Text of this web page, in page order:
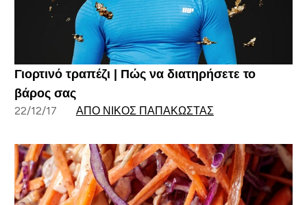
Γιορτινό τραπέζι | Πώς να διατηρήσετε το
βάρος σας
22/12/17 ΑΠΌ ΝΊΚΟΣ ΠΑΠΑΚΏΣΤΑΣ